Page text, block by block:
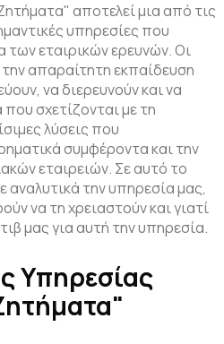
αποτελεί μια από τις
υπηρεσίες που
εταιρικών ερευνών. Οι
απαραίτητη εκπαίδευση
να διερευνούν και να
σχετίζονται με τη
λύσεις που
συμφέροντα και την
εταιρειών. Σε αυτό το
αναλυτικά την υπηρεσία μας,
να τη χρειαστούν και γιατί
μας για αυτή την υπηρεσία.
Υπηρεσίας